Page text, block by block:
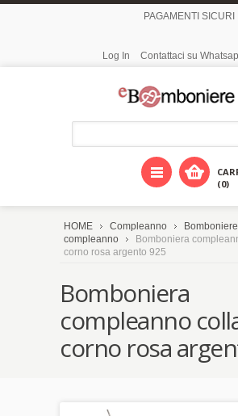
PAGAMENTI SICURI
Log In Contattaci su
(0)
HOME Compleanno
compleanno
Bomboniera
corno rosa argento 925
Bomboniera
compleanno
corno rosa